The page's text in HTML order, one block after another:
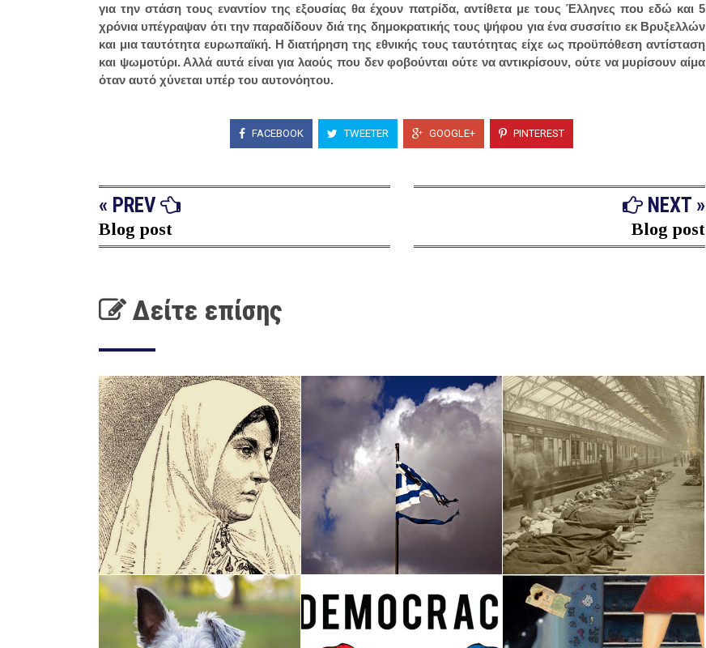
για την στάση τους εναντίον της εξουσίας θα έχουν πατρίδα, αντίθετα με τους Έλληνες που εδώ και 5
χρόνια υπέγραψαν ότι την παραδίδουν διά της δημοκρατικής τους ψήφου για ένα συσσίτιο εκ Βρυξελλών
και μια ταυτότητα ευρωπαϊκή. Η διατήρηση της εθνικής τους ταυτότητας είχε ως προϋπόθεση αντίσταση
και ψωμοτύρι. Αλλά αυτά είναι για λαούς που δεν φοβούνται ούτε να αντικρίσουν, ούτε να μυρίσουν αίμα
όταν αυτό χύνεται υπέρ του αυτονόητου.
FACEBOOK TWEETER GOOGLE+ PINTEREST
« PREV
Blog post
NEXT »
Blog post
Δείτε επίσης